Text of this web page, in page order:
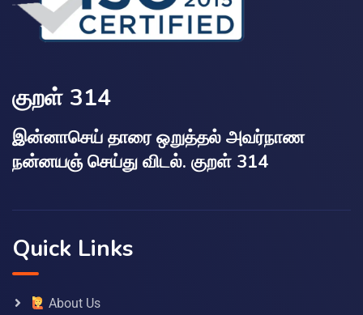
குறள் 314
இன்னாசெய் தாரை ஒறுத்தல் அவர்நாண
நன்னயஞ் செய்து விடல். குறள் 314
Quick Links
About Us